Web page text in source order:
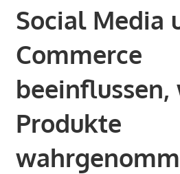
Social Media
Commerce
beeinflussen,
Produkte